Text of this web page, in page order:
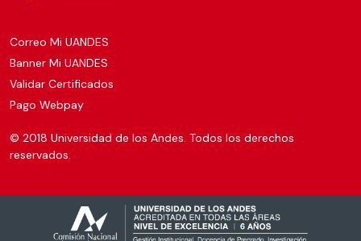
Correo Mi UANDES
Banner Mi UANDES
Validar Certificados
Pago Webpay
© 2018 Universidad de los Andes. Todos los derechos
reservados.